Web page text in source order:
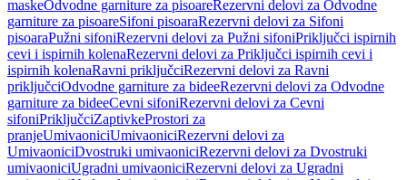
maskeOdvodne garniture za pisoareRezervni delovi za Odvodne
garniture za pisoareSifoni pisoaraRezervni delovi za Sifoni
pisoaraPužni sifoniRezervni delovi za Pužni sifoniPriključci ispirnih
cevi i ispirnih kolenaRezervni delovi za Priključci ispirnih cevi i
ispirnih kolenaRavni priključciRezervni delovi za Ravni
priključciOdvodne garniture za bideeRezervni delovi za Odvodne
garniture za bideeCevni sifoniRezervni delovi za Cevni
sifoniPriključciZaptivkeProstori za
pranjeUmivaoniciUmivaoniciRezervni delovi za
UmivaoniciDvostruki umivaoniciRezervni delovi za Dvostruki
umivaoniciUgradni umivaoniciRezervni delovi za Ugradni